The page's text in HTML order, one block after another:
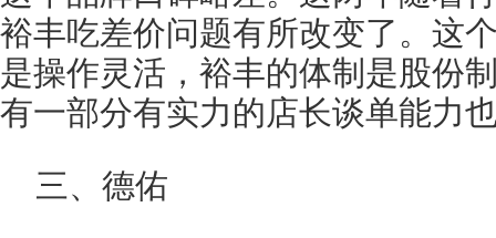
裕丰吃差价问题有所改变了。这
是操作灵活，裕丰的体制是股份
有一部分有实力的店长谈单能力
三、德佑